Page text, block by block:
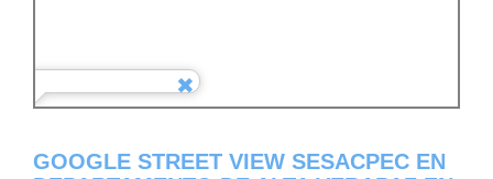
GOOGLE STREET VIEW SESACPEC EN